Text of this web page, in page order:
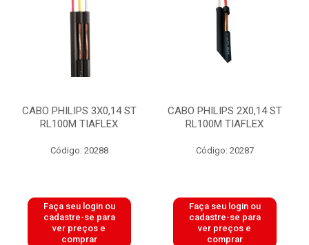
CABO PHILIPS 3X0,14 ST
RL100M TIAFLEX
Código: 20288
Faça seu login ou
cadastre-se para
ver preços e
comprar
CABO PHILIPS 2X0,14 ST
RL100M TIAFLEX
Código: 20287
Faça seu login ou
cadastre-se para
ver preços e
comprar